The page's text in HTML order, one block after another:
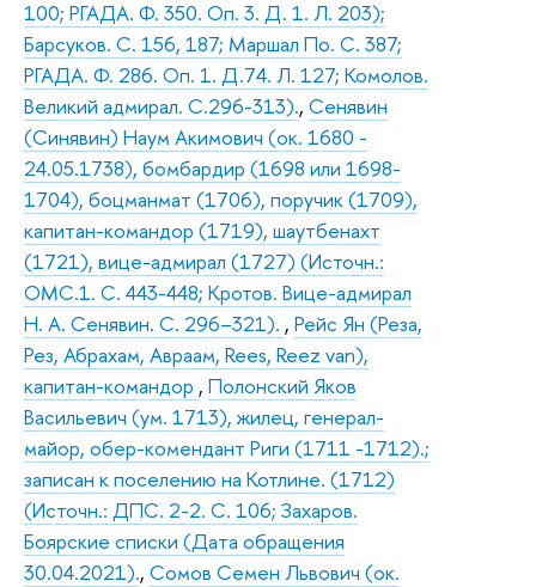
100; РГАДА. Ф. 350. Оп. 3. Д. 1. Л. 203);
Барсуков. С. 156, 187; Маршал По. С. 387;
РГАДА. Ф. 286. Оп. 1. Д.74. Л. 127; Комолов.
Великий адмирал. С.296-313)., Сенявин
(Синявин) Наум Акимович (ок. 1680 -
24.05.1738), бомбардир (1698 или 1698-
1704), боцманмат (1706), поручик (1709),
капитан-командор (1719), шаутбенахт
(1721), вице-адмирал (1727) (Источн.:
ОМС.1. С. 443-448; Кротов. Вице-адмирал
Н. А. Сенявин. С. 296–321). , Рейс Ян (Реза,
Рез, Абрахам, Авраам, Rees, Reez van),
капитан-командор , Полонский Яков
Васильевич (ум. 1713), жилец, генерал-
майор, обер-комендант Риги (1711 -1712).;
записан к поселению на Котлине. (1712)
(Источн.: ДПС. 2-2. С. 106; Захаров.
Боярские списки (Дата обращения
30.04.2021)., Сомов Семен Львович (ок.